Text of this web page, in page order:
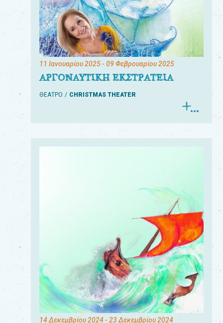
11 Ιανουαρίου 2025- 09 Φεβρουαρίου 2025
ΑΡΓΟΝΑΥΤΙΚΗ ΕΚΣΤΡΑΤΕΙΑ
ΘΕΑΤΡΟ CHRISTMAS THEATER
14 Δεκεμβρίου 2024- 23 Δεκεμβρίου 2024